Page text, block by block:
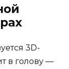
3D-
в голову —